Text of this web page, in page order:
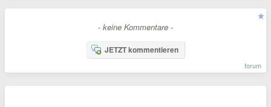
- keine Kommentare -
JETZT kommentieren
forum